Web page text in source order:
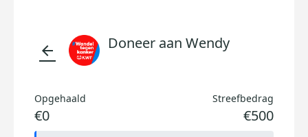
arrow_back Doneer aan Wendy
Opgehaald
€0
Streefbedrag
€500